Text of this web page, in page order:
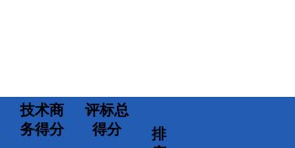
技术商
务得分
评标总
得分
排